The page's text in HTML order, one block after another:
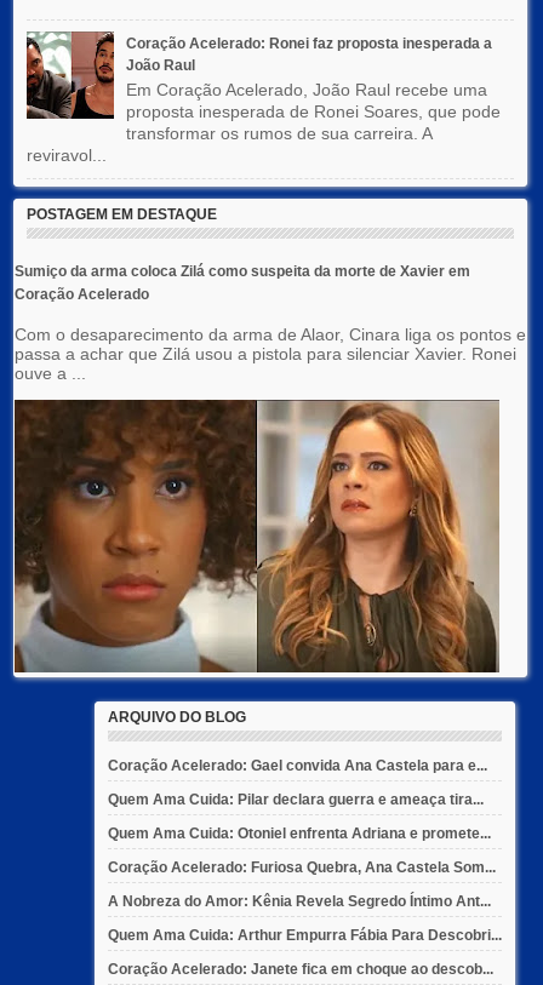
Coração Acelerado: Ronei faz proposta inesperada a
João Raul
Em Coração Acelerado, João Raul recebe uma
proposta inesperada de Ronei Soares, que pode
transformar os rumos de sua carreira. A
reviravol...
POSTAGEM EM DESTAQUE
Sumiço da arma coloca Zilá como suspeita da morte de Xavier em
Coração Acelerado
Com o desaparecimento da arma de Alaor, Cinara liga os pontos e
passa a achar que Zilá usou a pistola para silenciar Xavier. Ronei
ouve a ...
ARQUIVO DO BLOG
Coração Acelerado: Gael convida Ana Castela para e...
Quem Ama Cuida: Pilar declara guerra e ameaça tira...
Quem Ama Cuida: Otoniel enfrenta Adriana e promete...
Coração Acelerado: Furiosa Quebra, Ana Castela Som...
A Nobreza do Amor: Kênia Revela Segredo Íntimo Ant...
Quem Ama Cuida: Arthur Empurra Fábia Para Descobri...
Coração Acelerado: Janete fica em choque ao descob...